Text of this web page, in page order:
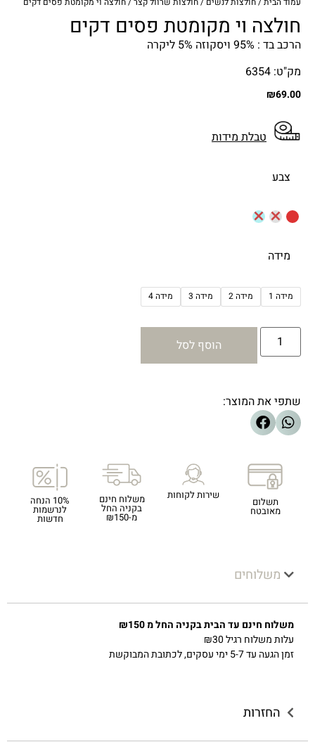
חולצה וי מקומטת פסים דקים
הרכב בד : 95% ויסקוזה 5% ליקרה
מק"ט: 6354
₪69.00
טבלת מידות
צבע
מידה
מידה 1 מידה 2 מידה 3 מידה 4
הוסף לסל
שתפי את המוצר:
תשלום
מאובטח
שירות לקוחות משלוח חינם
בקניה החל
מ-₪150
10% הנחה
לנרשמות
חדשות
משלוחים
משלוח חינם עד הבית בקניה החל מ ₪150
עלות משלוח רגיל ₪30
זמן הגעה עד 5-7 ימי עסקים, לכתובת המבוקשת
החזרות